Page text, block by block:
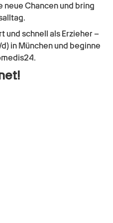
Chancen und bring
und schnell als Erzieher –
in München und beginne